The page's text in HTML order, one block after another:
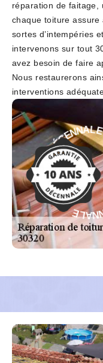
réparation de faitage,
chaque toiture
sortes d’intempéries
intervenons sur tout
avez besoin de faire
Nous restaurerons
interventions
G
A
R
A
N
T
I
E
D
É
C
E
N
NALE -
-